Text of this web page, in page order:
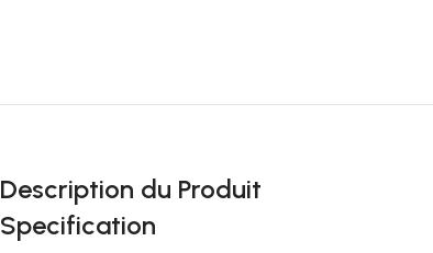
Description du Produit
Specification